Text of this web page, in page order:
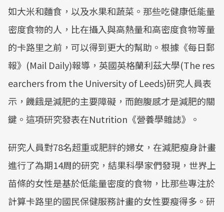
如大米和麵食，以及水果和蔬菜。那些吃健康低能量
密度食物的人，比在攝入與高熱量和高密度食物等量
的卡路里之前，可以得到更大的幫助。根據《每日郵
報》(Mail Daily)報導，英國英格蘭利茲大學(The res
earchers from the University of Leeds)研究人員表
示，饑餓是減肥的主要障礙，而飽腹感才是減肥的關
鍵。這項研究發表在Nutrition《營養學雜誌》。
研究人員對78名超重或肥胖的婦女，在減肥瘦身計畫
進行了為期14周的研究，結果科學家們發現，世界上
苗條的女性是基於低能量密度的食物，比那些專注於
計算卡路里的國民保健服務計畫的女性要瘦得多。研